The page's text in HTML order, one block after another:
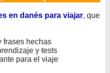
en danés para viajar, que
frases hechas
y tests
para el viaje